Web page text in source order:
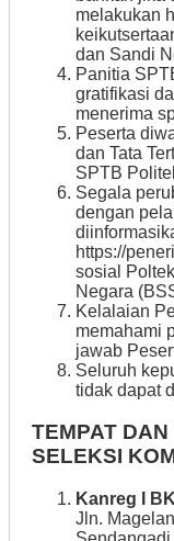
melakukan
dan Sandi
Panitia
gratifikasi
menerima
Peserta
dan Tata
SPTB
Segala
dengan
https://
sosial
Negara
Kelalaian
memahami
jawab
Seluruh
tidak dapat
TEMPAT
SELEKSI
Kanreg I
Jln.